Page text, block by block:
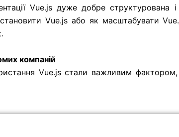
Vue.js дуже добре
Vue.js або як масштабувати
компаній
Vue.js стали важливим